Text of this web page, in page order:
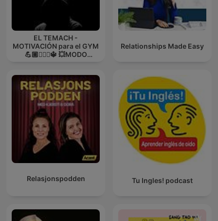
EL TEMACH -
MOTIVACIÓN para el GYM
💪🏼🏋🏻‍♀🔱 💥MODO
Relationships Made Easy
Relasjonspodden Tu Ingles! podcast